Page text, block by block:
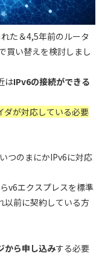
た＆4,5年前のルータ
買い替えを検討しまし
はIPv6の接続ができる
ダが対応している必要
つのまにかIPv6に対応
v6エクスプレスを標準
以前に契約している方
から申し込みする必要